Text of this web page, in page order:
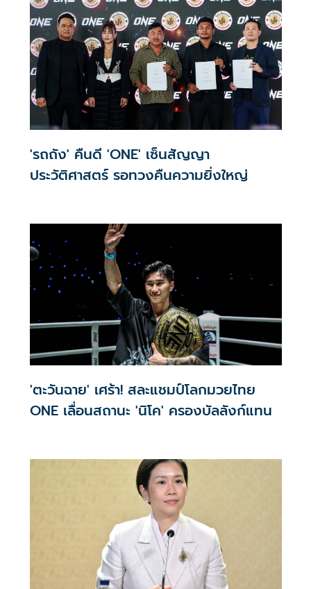
'รถถัง' คืนดี 'ONE' เซ็นสัญญา
ประวัติศาสตร์ รอทวงคืนความยิ่งใหญ่
'ตะวันฉาย' เศร้า! สละแชมป์โลกมวยไทย
ONE เลื่อนสถานะ 'นิโค' ครองบัลลังก์แทน